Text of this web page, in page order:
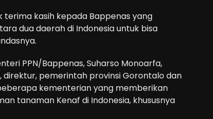
terima kasih kepada Bappenas yang
dua daerah di Indonesia untuk bisa
PPN/Bappenas, Suharso Monoarfa,
pemerintah provinsi Gorontalo dan
kementerian yang memberikan
tanaman Kenaf di Indonesia, khususnya